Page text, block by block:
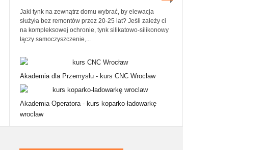
Jaki tynk na zewnątrz domu wybrać, by elewacja
służyła bez remontów przez 20-25 lat? Jeśli zależy ci
na kompleksowej ochronie, tynk silikatowo-silikonowy
łączy samoczyszczenie,...
Akademia dla Przemysłu - kurs CNC Wrocław
Akademia Operatora - kurs koparko-ładowarkę
wroclaw